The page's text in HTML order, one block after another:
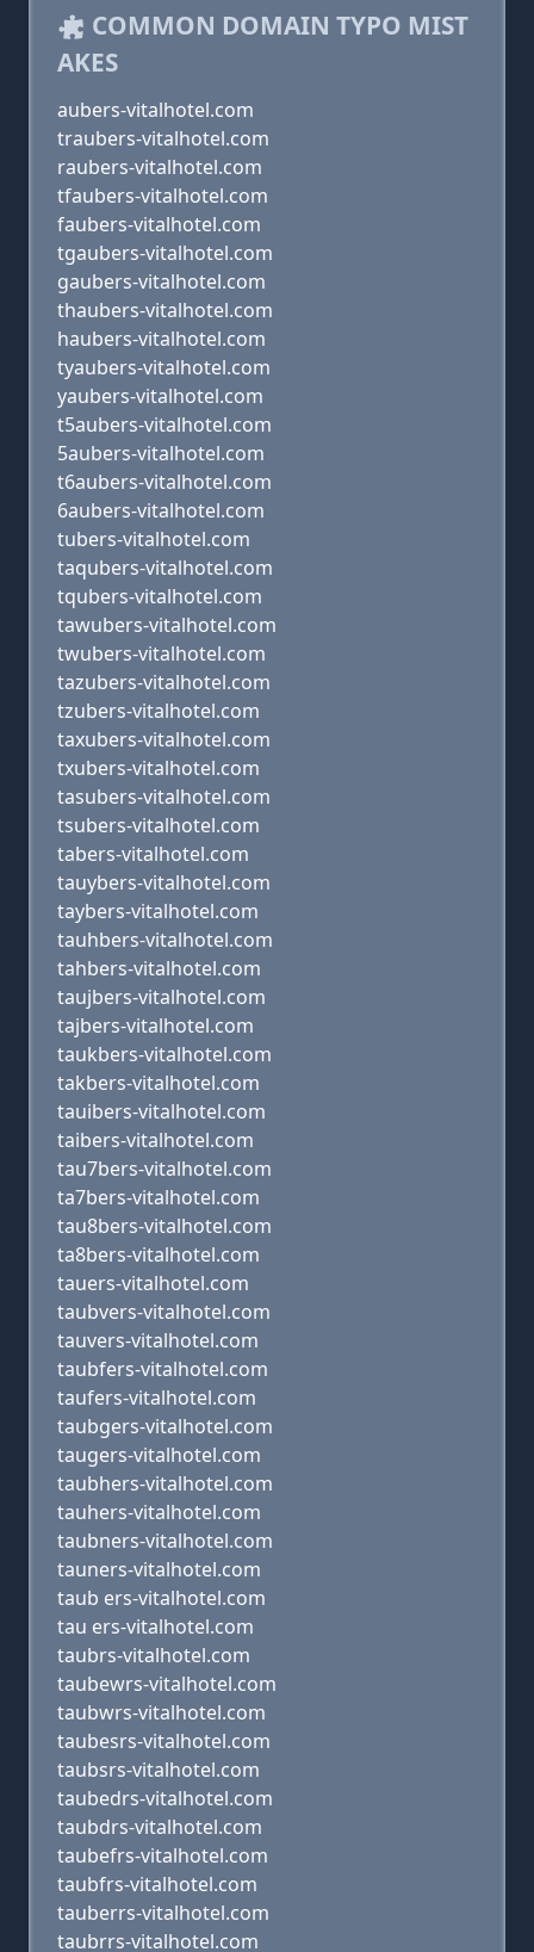
COMMON DOMAIN TYPO MIST
AKES
aubers-vitalhotel.com
traubers-vitalhotel.com
raubers-vitalhotel.com
tfaubers-vitalhotel.com
faubers-vitalhotel.com
tgaubers-vitalhotel.com
gaubers-vitalhotel.com
thaubers-vitalhotel.com
haubers-vitalhotel.com
tyaubers-vitalhotel.com
yaubers-vitalhotel.com
t5aubers-vitalhotel.com
5aubers-vitalhotel.com
t6aubers-vitalhotel.com
6aubers-vitalhotel.com
tubers-vitalhotel.com
taqubers-vitalhotel.com
tqubers-vitalhotel.com
tawubers-vitalhotel.com
twubers-vitalhotel.com
tazubers-vitalhotel.com
tzubers-vitalhotel.com
taxubers-vitalhotel.com
txubers-vitalhotel.com
tasubers-vitalhotel.com
tsubers-vitalhotel.com
tabers-vitalhotel.com
tauybers-vitalhotel.com
taybers-vitalhotel.com
tauhbers-vitalhotel.com
tahbers-vitalhotel.com
taujbers-vitalhotel.com
tajbers-vitalhotel.com
taukbers-vitalhotel.com
takbers-vitalhotel.com
tauibers-vitalhotel.com
taibers-vitalhotel.com
tau7bers-vitalhotel.com
ta7bers-vitalhotel.com
tau8bers-vitalhotel.com
ta8bers-vitalhotel.com
tauers-vitalhotel.com
taubvers-vitalhotel.com
tauvers-vitalhotel.com
taubfers-vitalhotel.com
taufers-vitalhotel.com
taubgers-vitalhotel.com
taugers-vitalhotel.com
taubhers-vitalhotel.com
tauhers-vitalhotel.com
taubners-vitalhotel.com
tauners-vitalhotel.com
taub ers-vitalhotel.com
tau ers-vitalhotel.com
taubrs-vitalhotel.com
taubewrs-vitalhotel.com
taubwrs-vitalhotel.com
taubesrs-vitalhotel.com
taubsrs-vitalhotel.com
taubedrs-vitalhotel.com
taubdrs-vitalhotel.com
taubefrs-vitalhotel.com
taubfrs-vitalhotel.com
tauberrs-vitalhotel.com
taubrrs-vitalhotel.com